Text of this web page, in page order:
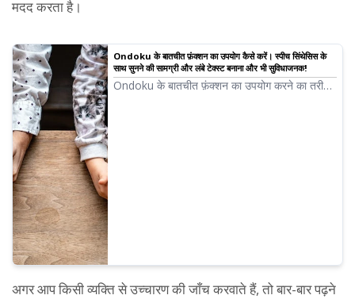
मदद करता है।
Ondoku के बातचीत फ़ंक्शन का उपयोग कैसे करें। स्पीच सिंथेसिस के
साथ सुनने की सामग्री और लंबे टेक्स्ट बनाना और भी सुविधाजनक!
Ondoku के बातचीत फ़ंक्शन का उपयोग करने का तरीका!
अगर आप किसी व्यक्ति से उच्चारण की जाँच करवाते हैं, तो बार-बार पढ़ने